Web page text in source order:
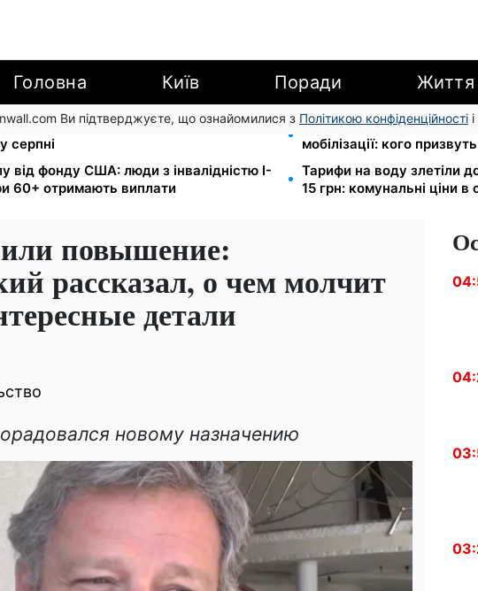
Головна Київ Поради Життя
Ви підтверджуєте, що ознайомилися з Політикою конфіденційності
сім'ю: UNICEF роздає допомогу в
серпні
Студенти-заочники та
мобілізації: кого
від фонду США: люди з інвалідністю I-
60+ отримають виплати
Тарифи на воду злетіли
15 грн: комунальні ціни в
повышение:
рассказал, о чем молчит
детали
новому назначению